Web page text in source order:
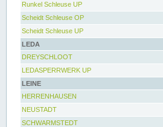
Runkel Schleuse UP
Scheidt Schleuse OP
Scheidt Schleuse UP
LEDA
DREYSCHLOOT
LEDASPERRWERK UP
LEINE
HERRENHAUSEN
NEUSTADT
SCHWARMSTEDT